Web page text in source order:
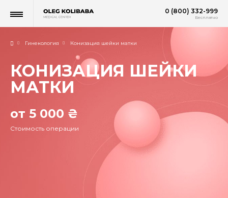
0 (800) 332-999
Бесплатно
Гинекология Конизация шейки матки
КОНИЗАЦИЯ ШЕЙКИ
МАТКИ
от 5 000 ₴
Стоимость операции